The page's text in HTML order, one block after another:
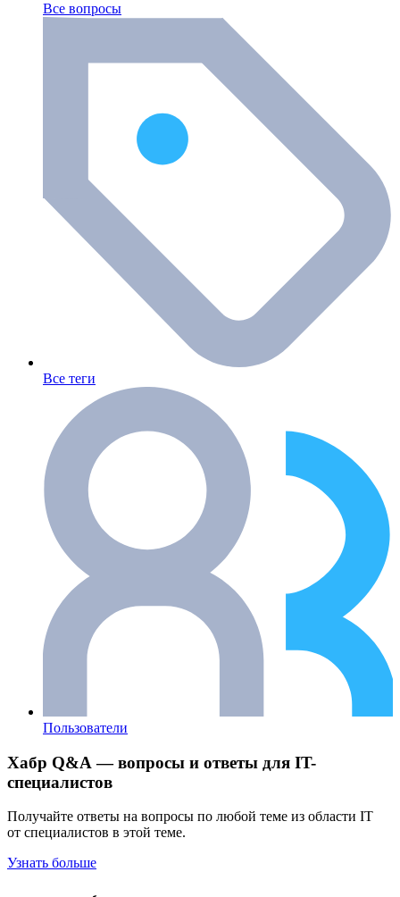
Все вопросы
Все теги
Пользователи
Хабр Q&A — вопросы и ответы для IT-
специалистов
Получайте ответы на вопросы по любой теме из области IT
от специалистов в этой теме.
Узнать больше